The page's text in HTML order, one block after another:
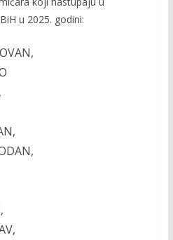
u 2025. godini: